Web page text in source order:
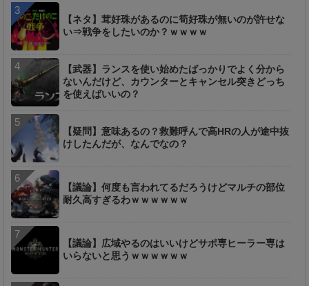
【ネタ】茸好珠があるのに筍好珠が無いのが許せな
い⇒戦争をしたいのか？ｗｗｗｗ
【武器】ランスを使い始めたばっかりでよく分から
ないんだけど、カウンターとキャンセル突きどっち
を使えばいいの？
【疑問】意味あるの？救難呼んで高HRの人が途中抜
けしたんだが、なんでなの？
【議論】何度も言われてるだろうけどマルチの部位
耐久高すぎるわｗｗｗｗｗｗ
【議論】広域やるのはいいけどサポ専ヒーラー専は
いらないと思うｗｗｗｗｗｗ